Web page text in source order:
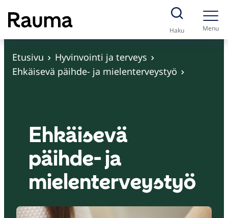
S
i
Haku Menu
Etusivu
Hyvinvointi ja terveys
Ehkäisevä päihde- ja mielenterveystyö
Ehkäisevä
päihde- ja
mielenterveystyö